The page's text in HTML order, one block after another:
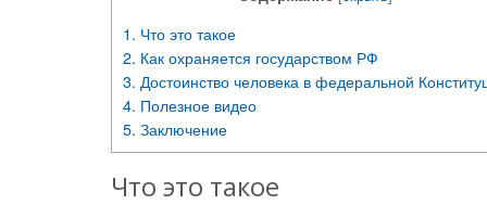
1. Что это такое
2. Как охраняется государством РФ
3. Достоинство человека в федеральной
4. Полезное видео
5. Заключение
Что это такое